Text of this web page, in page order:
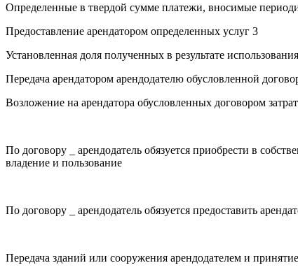
Определенные в твердой сумме платежи, вносимые
Предоставление арендатором определенных услуг 3
Установленная доля полученных в результате
Передача арендатором арендодателю обусловленной
Возложение на арендатора обусловленных договором
По договору _ арендодатель обязуется приобрести в
владение и пользование
По договору _ арендодатель обязуется предоставить
Передача зданий или сооружения арендодателем и